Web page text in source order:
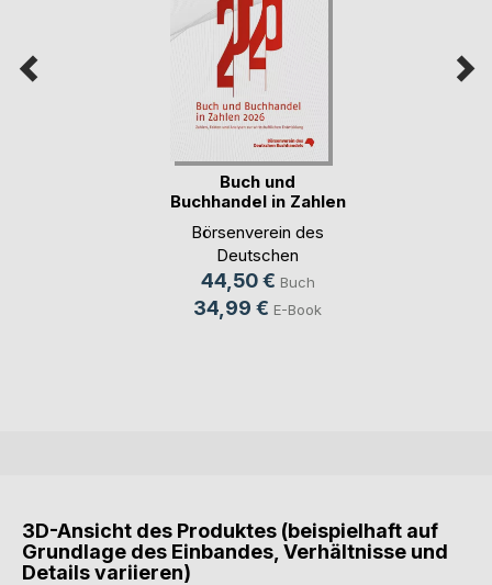
Buch und
Buchhandel in Zahlen
2026
Börsenverein des
Deutschen
Buchhandels e.V.
Frankfurt am Main
44,50 € Buch
34,99 € E-Book
3D-Ansicht des Produktes (beispielhaft auf
Grundlage des Einbandes, Verhältnisse und
Details variieren)